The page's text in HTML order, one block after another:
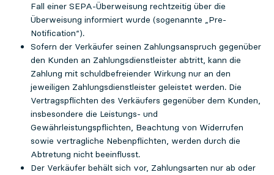
Fall einer SEPA-Überweisung rechtzeitig über die
Überweisung informiert wurde (sogenannte „Pre-
Notification“).
Sofern der Verkäufer seinen Zahlungsanspruch gegenüber
den Kunden an Zahlungsdienstleister abtritt, kann die
Zahlung mit schuldbefreiender Wirkung nur an den
jeweiligen Zahlungsdienstleister geleistet werden. Die
Vertragspflichten des Verkäufers gegenüber dem Kunden,
insbesondere die Leistungs- und
Gewährleistungspflichten, Beachtung von Widerrufen
sowie vertragliche Nebenpflichten, werden durch die
Abtretung nicht beeinflusst.
Der Verkäufer behält sich vor, Zahlungsarten nur ab oder